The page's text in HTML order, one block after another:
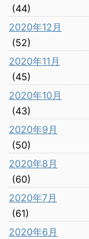
(44)
2020年12月
(52)
2020年11月
(45)
2020年10月
(43)
2020年9月
(50)
2020年8月
(60)
2020年7月
(61)
2020年6月